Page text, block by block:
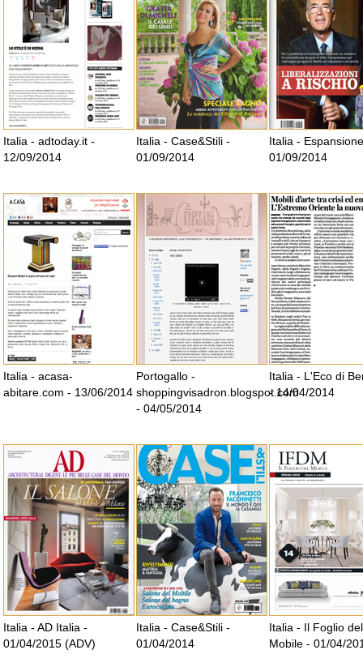
Italia - adtoday.it -
12/09/2014
Italia - Case&Stili -
01/09/2014
Italia -
01/09/2014
Italia - acasa-
abitare.com - 13/06/2014
Portogallo -
shoppingvisadron.blogspot.com
- 04/05/2014
Italia - L'Eco di
- 14/04/2014
Italia - AD Italia -
01/04/2015 (ADV)
Italia - Case&Stili -
01/04/2014
Italia - Il Foglio del
Mobile - 01/04/